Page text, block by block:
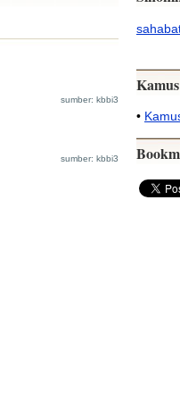
sumber: kbbi3
sumber: kbbi3
•